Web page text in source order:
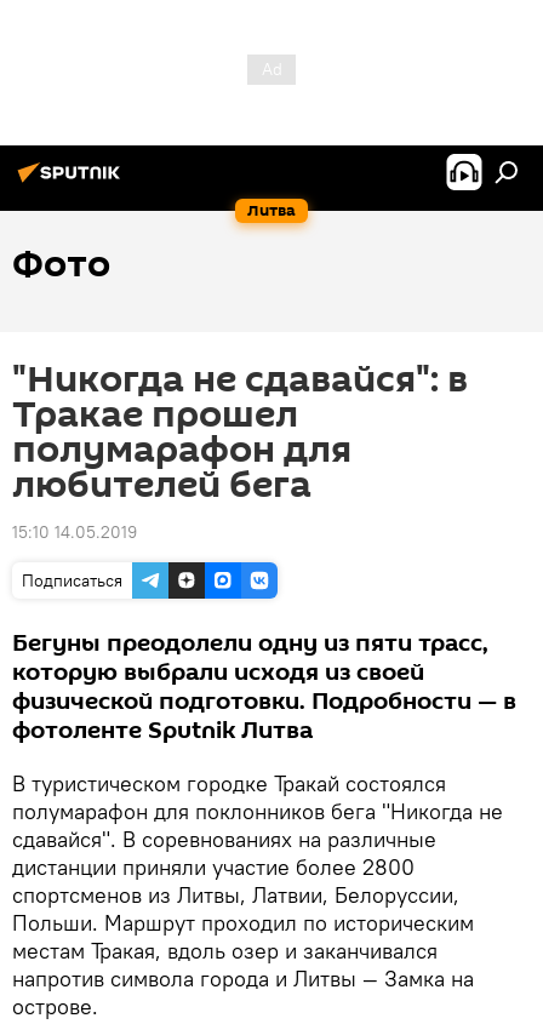
Литва
Фото
"Никогда не сдавайся": в
Тракае прошел
полумарафон для
любителей бега
15:10 14.05.2019
Подписаться
Бегуны преодолели одну из пяти трасс,
которую выбрали исходя из своей
физической подготовки. Подробности — в
фотоленте Sputnik Литва
В туристическом городке Тракай состоялся
полумарафон для поклонников бега "Никогда не
сдавайся". В соревнованиях на различные
дистанции приняли участие более 2800
спортсменов из Литвы, Латвии, Белоруссии,
Польши. Маршрут проходил по историческим
местам Тракая, вдоль озер и заканчивался
напротив символа города и Литвы — Замка на
острове.